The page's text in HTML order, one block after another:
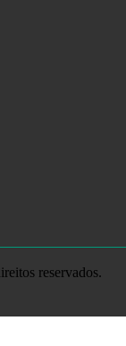
reservados.